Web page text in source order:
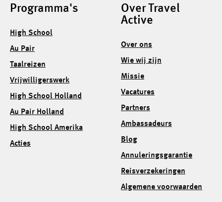
Programma's
High School
Au Pair
Taalreizen
Vrijwilligerswerk
High School Holland
Au Pair Holland
High School Amerika
Acties
Over Travel
Active
Over ons
Wie wij zijn
Missie
Vacatures
Partners
Ambassadeurs
Blog
Annuleringsgarantie
Reisverzekeringen
Algemene voorwaarden